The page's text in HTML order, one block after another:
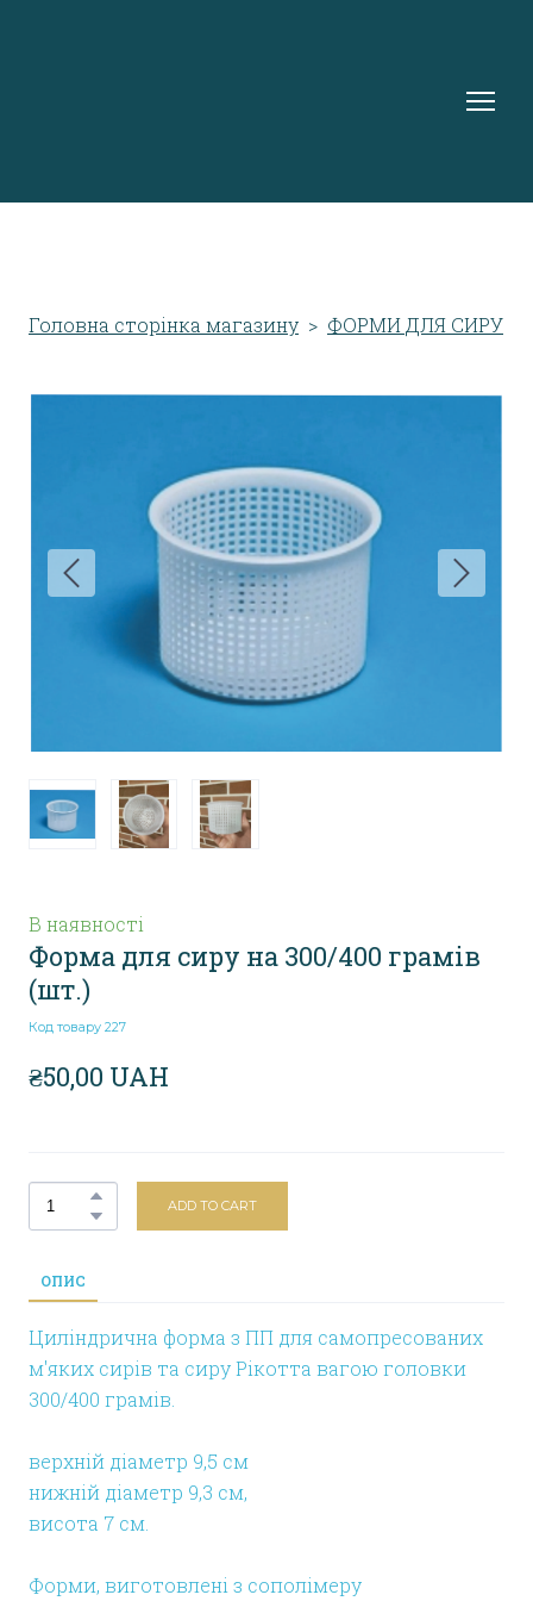
Головна сторінка магазину ФОРМИ ДЛЯ СИРУ
В наявності
Форма для сиру на 300/400 грамів
(шт.)
Код товару 227
₴50,00 UAH
ADD TO CART
ОПИС
Циліндрична форма з ПП для самопресованих
м'яких сирів та сиру Рікотта вагою головки
300/400 грамів.
верхній діаметр 9,5 см
нижній діаметр 9,3 см,
висота 7 см.
Форми, виготовлені з сополімеру